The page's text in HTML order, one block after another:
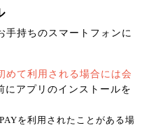
手持ちのスマートフォンに
めて利用される場合には会
にアプリのインストールを
を利用されたことがある場